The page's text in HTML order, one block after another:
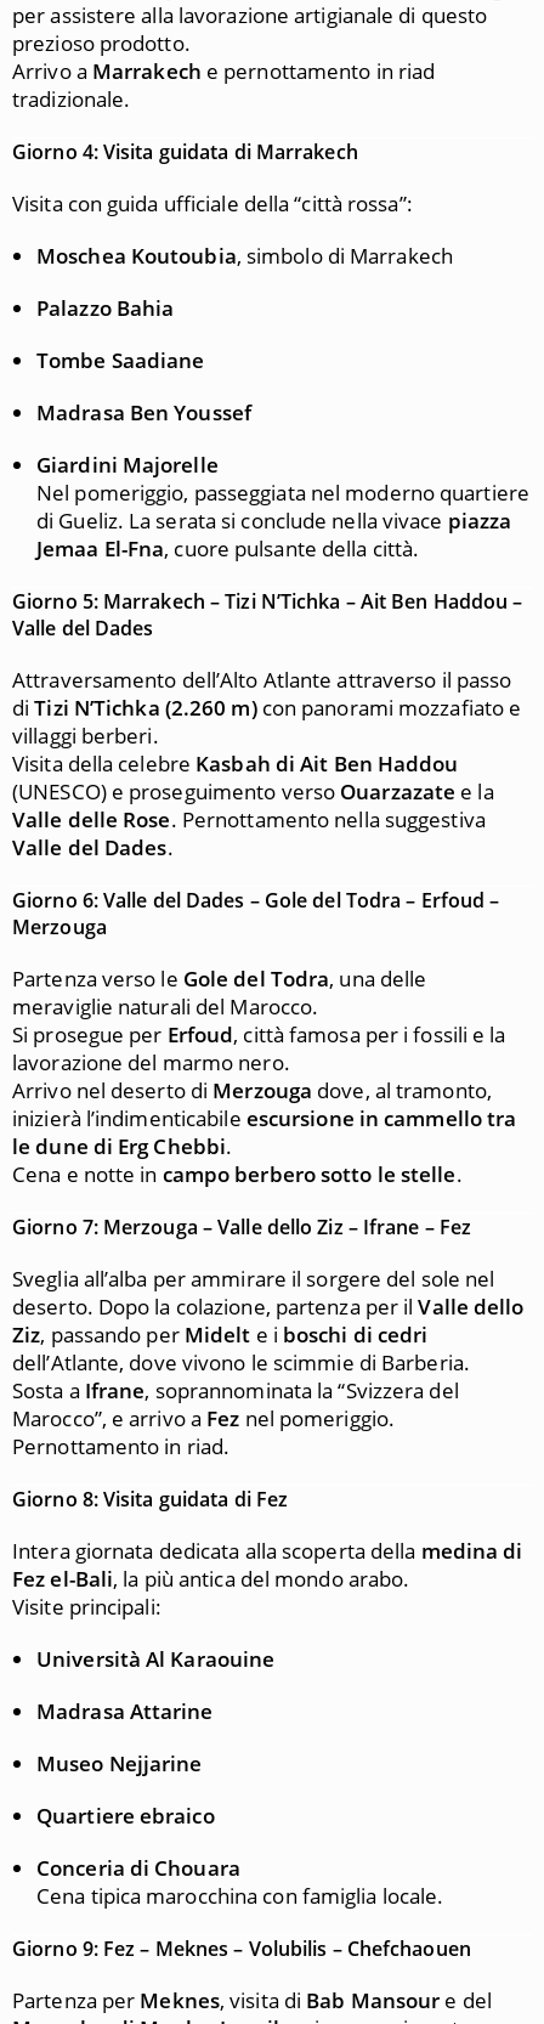
per assistere alla lavorazione artigianale di questo
prezioso prodotto.
Arrivo a Marrakech e pernottamento in riad
tradizionale.
Giorno 4: Visita guidata di Marrakech
Visita con guida ufficiale della “città rossa”:
Moschea Koutoubia, simbolo di Marrakech
Palazzo Bahia
Tombe Saadiane
Madrasa Ben Youssef
Giardini Majorelle
Nel pomeriggio, passeggiata nel moderno quartiere
di Gueliz. La serata si conclude nella vivace piazza
Jemaa El-Fna, cuore pulsante della città.
Giorno 5: Marrakech – Tizi N’Tichka – Ait Ben Haddou –
Valle del Dades
Attraversamento dell’Alto Atlante attraverso il passo
diTizi N’Tichka (2.260 m)con panorami mozzafiato e
villaggi berberi.
Visita della celebre Kasbah di Ait Ben Haddou
(UNESCO) e proseguimento verso Ouarzazate e la
Valle delle Rose. Pernottamento nella suggestiva
Valle del Dades.
Giorno 6: Valle del Dades – Gole del Todra – Erfoud –
Merzouga
Partenza verso le Gole del Todra, una delle
meraviglie naturali del Marocco.
Si prosegue per Erfoud, città famosa per i fossili e la
lavorazione del marmo nero.
Arrivo nel deserto di Merzouga dove, al tramonto,
inizierà l’indimenticabile escursione in cammello tra
le dune di Erg Chebbi.
Cena e notte in campo berbero sotto le stelle.
Giorno 7: Merzouga – Valle dello Ziz – Ifrane – Fez
Sveglia all’alba per ammirare il sorgere del sole nel
deserto. Dopo la colazione, partenza per ilValle dello
Ziz, passando per Midelt e i boschi di cedri
dell’Atlante, dove vivono le scimmie di Barberia.
Sosta a Ifrane, soprannominata la “Svizzera del
Marocco”, e arrivo a Fez nel pomeriggio.
Pernottamento in riad.
Giorno 8: Visita guidata di Fez
Intera giornata dedicata alla scoperta della medina di
Fez el-Bali, la più antica del mondo arabo.
Visite principali:
Università Al Karaouine
Madrasa Attarine
Museo Nejjarine
Quartiere ebraico
Conceria di Chouara
Cena tipica marocchina con famiglia locale.
Giorno 9: Fez – Meknes – Volubilis – Chefchaouen
Partenza per Meknes, visita di Bab Mansour e del